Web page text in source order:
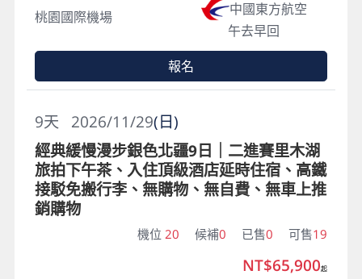
桃園國際機場
中國東方航空
午去早回
報名
2026/11/29(日)
9天
經典緩慢漫步銀色北疆9日｜二進賽里木湖
旅拍下午茶、入住頂級酒店延時住宿、高鐵
接駁免搬行李、無購物、無自費、無車上推
銷購物
機位 20 候補0 已售0 可售19
NT$65,900起